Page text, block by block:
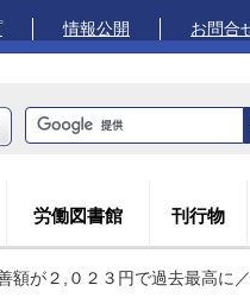
情報公開 お問合
労働図書館 刊行物
額が２,０２３円で過去最高に